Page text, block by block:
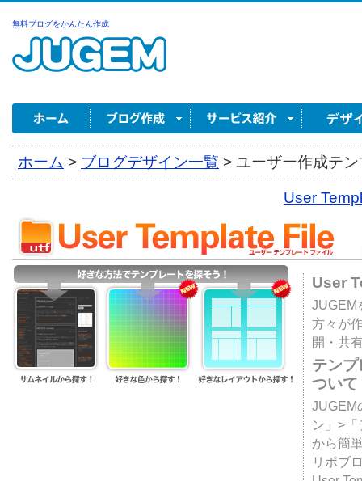
無料ブログをかんたん作成
ホーム > ブログデザイン一覧 > ユーザー作成テ
User
User
JUGEM
方々が
開・共
テン
ついて
JUGEM
ン」>
から簡
リポブ